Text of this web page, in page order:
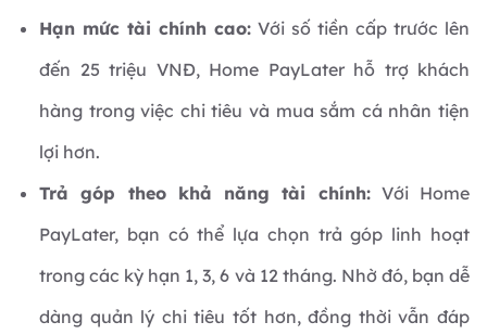
Hạn mức tài chính cao: Với số tiền cấp trước lên
đến 25 triệu VNĐ, Home PayLater hỗ trợ khách
hàng trong việc chi tiêu và mua sắm cá nhân tiện
lợi hơn.
Trả góp theo khả năng tài chính:Với Home
PayLater, bạn có thể lựa chọn trả góp linh hoạt
trong các kỳ hạn 1, 3, 6 và 12 tháng. Nhờ đó, bạn dễ
dàng quản lý chi tiêu tốt hơn, đồng thời vẫn đáp